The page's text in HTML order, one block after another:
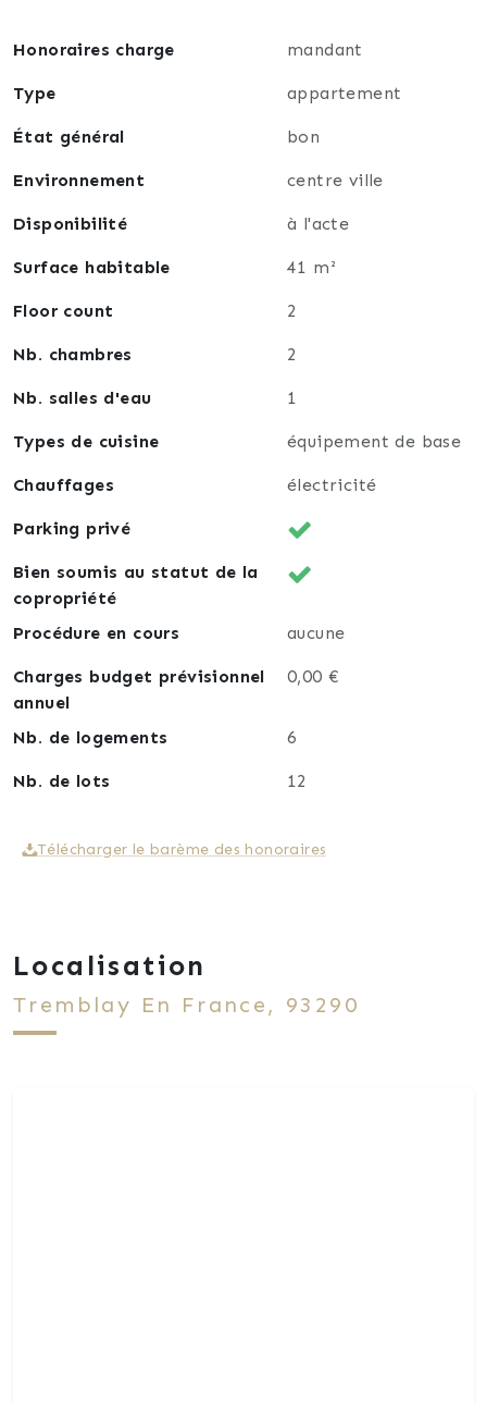
Honoraires charge mandant
Type appartement
État général bon
Environnement centre ville
Disponibilité à l'acte
Surface habitable 41 m²
Floor count 2
Nb. chambres 2
Nb. salles d'eau 1
Types de cuisine équipement de base
Chauffages électricité
Parking privé
Bien soumis au statut de la
copropriété
Procédure en cours
aucune
Charges budget prévisionnel
annuel
0,00 €
Nb. de logements 6
Nb. de lots 12
Télécharger le barème des honoraires
Localisation
Tremblay En France, 93290